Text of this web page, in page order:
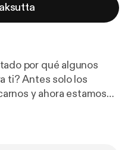
por qué algunos
ti? Antes solo los
ahora estamos
personalidad. El